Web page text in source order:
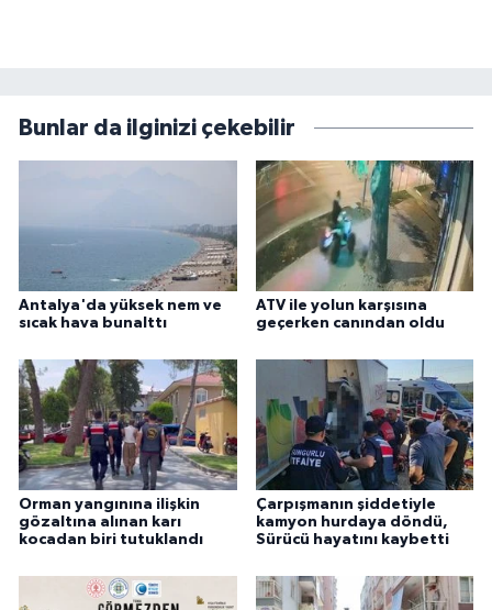
Bunlar da ilginizi çekebilir
Antalya'da yüksek nem ve
sıcak hava bunalttı
ATV ile yolun karşısına
geçerken canından oldu
Orman yangınına ilişkin
gözaltına alınan karı
kocadan biri tutuklandı
Çarpışmanın şiddetiyle
kamyon hurdaya döndü,
Sürücü hayatını kaybetti